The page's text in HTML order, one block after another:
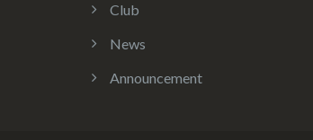
Club
News
Announcement